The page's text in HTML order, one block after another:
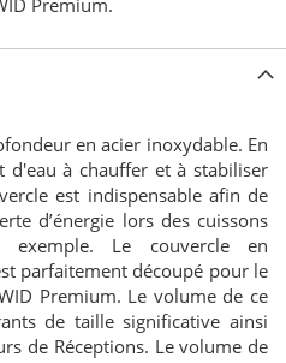
Premium.
en acier inoxydable. En
à chauffer et à stabiliser
est indispensable afin de
d’énergie lors des cuissons
Le couvercle en
parfaitement découpé pour le
Premium. Le volume de ce
de taille significative ainsi
de Réceptions. Le volume de